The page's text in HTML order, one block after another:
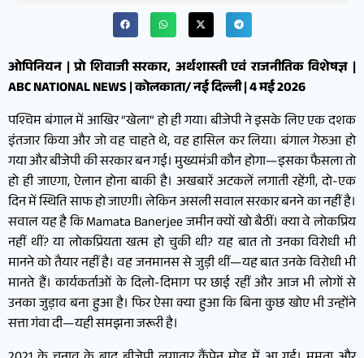
ओपिनियन | प्रो शिवाजी सरकार, अर्थशास्त्री एवं राजनीतिक विशेषज्ञ |
ABC NATIONAL NEWS | कोलकाता/ नई दिल्ली | 4 मई 2026
पश्चिम बंगाल में आखिर “खेला” हो ही गया। बीजेपी ने इसके लिए एक दशक
इंतजार किया और जो वह चाहते थे, वह हासिल कर लिया। बंगाल गेरुआ हो
गया और बीजेपी की सरकार बन गई। मुख्यमंत्री कौन होगा—इसका फैसला तो
हो ही जाएगा, ऐलान होना बाकी है। अखबारें अटकलें लगाती रहेंगी, दो-एक
दिन में स्थिति साफ हो जाएगी। लेकिन असली सवाल सरकार बनने का नहीं है।
सवाल यह है कि Mamata Banerjee जमीन क्यों खो बैठीं। क्या वे लोकप्रिय
नहीं थीं? या लोकप्रियता खत्म हो चुकी थी? यह बात तो उनका विरोधी भी
मानने को तैयार नहीं है। वह जनमानस से जुड़ी थीं—यह बात उनके विरोधी भी
मानते हैं। कार्यकर्ताओं के दिलो-दिमाग पर छाई रहीं और आज भी लोगों से
उनका जुड़ाव बना हुआ है। फिर ऐसा क्या हुआ कि बिना कुछ खोए भी उन्होंने
सत्ता गंवा दी—यही समझना जरूरी है।